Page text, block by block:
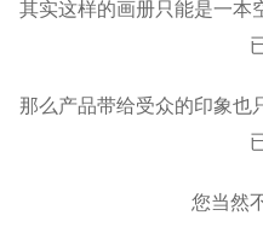
其实这样的画册只能是一本
那么产品带给受众的印象也
您当然